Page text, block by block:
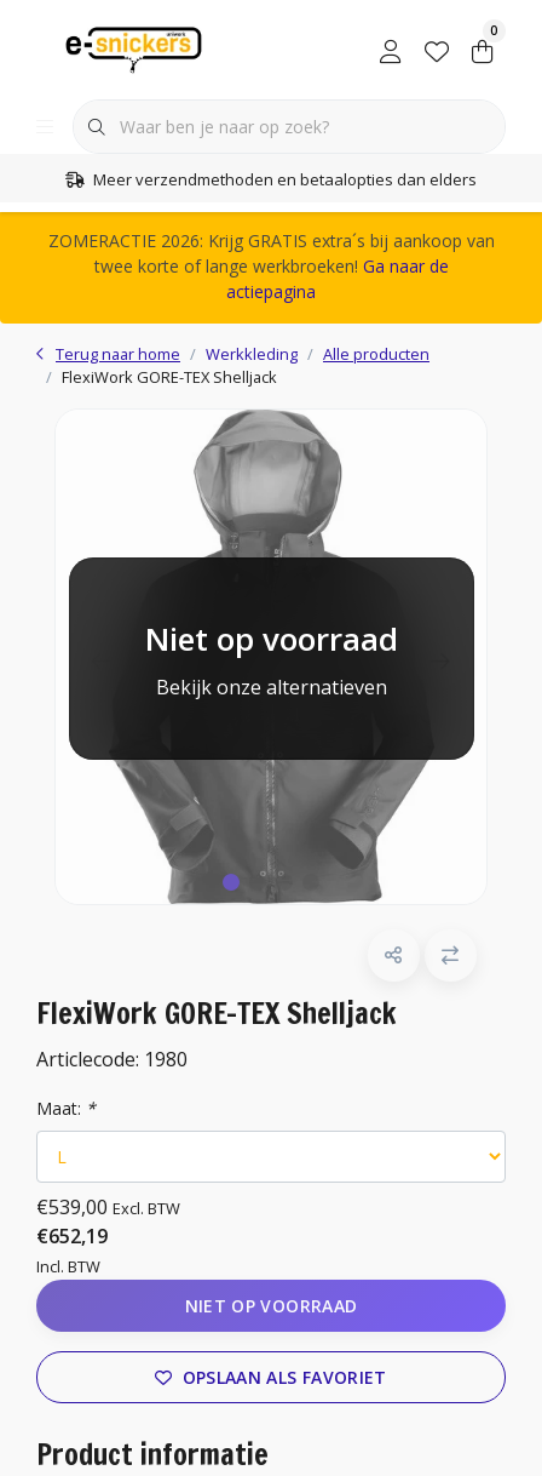
0
Meer verzendmethoden en betaalopties dan elders
ZOMERACTIE 2026: Krijg GRATIS extra´s bij aankoop van
twee korte of lange werkbroeken! Ga naar de
actiepagina
Terug naar home Werkkleding
Alle producten
FlexiWork GORE-TEX Shelljack
Niet op voorraad
Bekijk onze alternatieven
FlexiWork GORE-TEX Shelljack
Articlecode: 1980
Maat: *
€539,00 Excl. BTW
€652,19
Incl. BTW
NIET OP VOORRAAD
OPSLAAN ALS FAVORIET
Product informatie